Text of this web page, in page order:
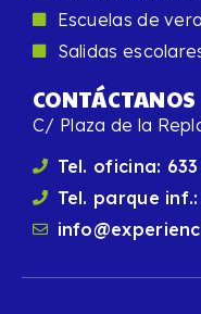
Escuelas de
Salidas
CONTÁCTANOS
C/ Plaza de la
Tel. oficina:
Tel. parque inf.: